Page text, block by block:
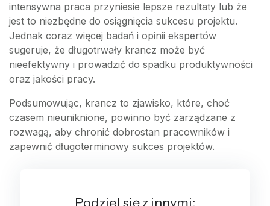
intensywna praca przyniesie lepsze rezultaty lub że
jest to niezbędne do osiągnięcia sukcesu projektu.
Jednak coraz więcej badań i opinii ekspertów
sugeruje, że długotrwały krancz może być
nieefektywny i prowadzić do spadku produktywności
oraz jakości pracy.
Podsumowując, krancz to zjawisko, które, choć
czasem nieuniknione, powinno być zarządzane z
rozwagą, aby chronić dobrostan pracowników i
zapewnić długoterminowy sukces projektów.
Podziel się z innymi: